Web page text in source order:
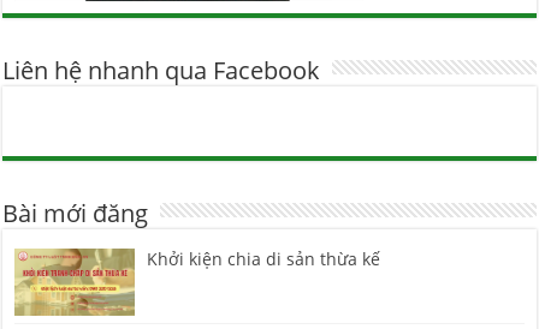
Liên hệ nhanh qua Facebook
Bài mới đăng
Khởi kiện chia di sản thừa kế